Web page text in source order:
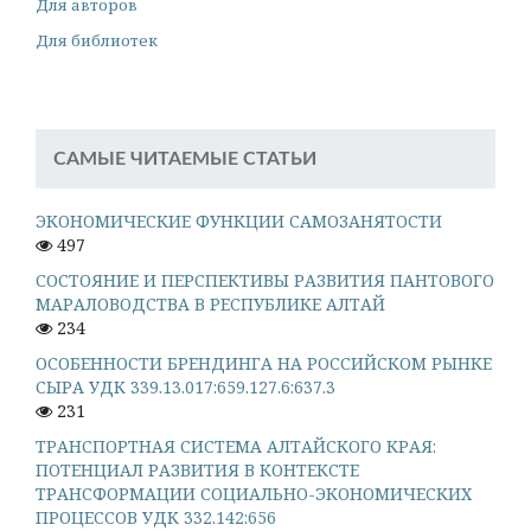
Для авторов
Для библиотек
САМЫЕ ЧИТАЕМЫЕ СТАТЬИ
ЭКОНОМИЧЕСКИЕ ФУНКЦИИ САМОЗАНЯТОСТИ
497
СОСТОЯНИЕ И ПЕРСПЕКТИВЫ РАЗВИТИЯ ПАНТОВОГО
МАРАЛОВОДСТВА В РЕСПУБЛИКЕ АЛТАЙ
234
ОСОБЕННОСТИ БРЕНДИНГА НА РОССИЙСКОМ РЫНКЕ
СЫРА УДК 339.13.017:659.127.6:637.3
231
ТРАНСПОРТНАЯ СИСТЕМА АЛТАЙСКОГО КРАЯ:
ПОТЕНЦИАЛ РАЗВИТИЯ В КОНТЕКСТЕ
ТРАНСФОРМАЦИИ СОЦИАЛЬНО-ЭКОНОМИЧЕСКИХ
ПРОЦЕССОВ УДК 332.142:656